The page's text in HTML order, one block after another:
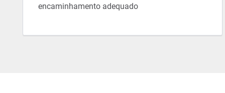
encaminhamento adequado